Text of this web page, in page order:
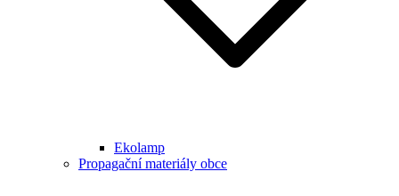
Ekolamp
Propagační materiály obce